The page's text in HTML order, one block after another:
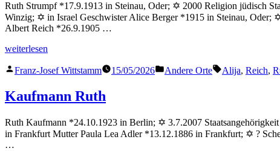
Ruth Strumpf *17.9.1913 in Steinau, Oder; ✡ 2000 Religion jüdisch
Winzig; ✡ in Israel Geschwister Alice Berger *1915 in Steinau, Oder;
Albert Reich *26.9.1905 …
„Strumpf
weiterlesen
Veröffentlicht
Franz-Josef Wittstamm 15/05/2026
Veröffentlicht
Andere Orte Schlagwörter:
Alija, Reich,
Kaufmann Ruth
Ruth Kaufmann *24.10.1923 in Berlin; ✡ 3.7.2007
in Frankfurt Mutter Paula Lea Adler *13.12.1886 in Frankfurt; ✡ ?
…